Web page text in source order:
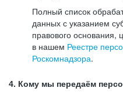
Полный список
данных с указанием
правового основания,
в нашем Реестре
Роскомнадзора.
4. Кому мы передаём